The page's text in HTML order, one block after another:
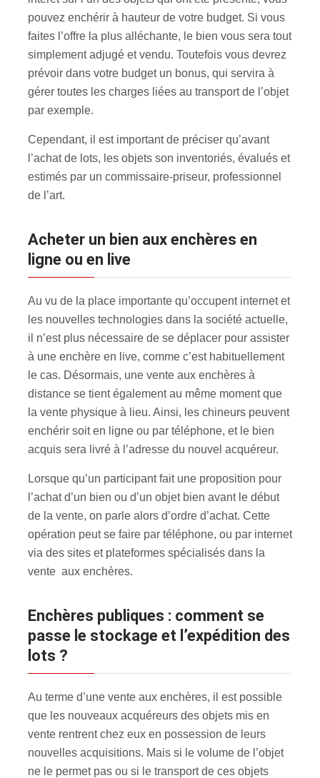
pouvez enchérir à hauteur de votre budget. Si vous
faites l’offre la plus alléchante, le bien vous sera tout
simplement adjugé et vendu. Toutefois vous devrez
prévoir dans votre budget un bonus, qui servira à
gérer toutes les charges liées au transport de l’objet
par exemple.
Cependant, il est important de préciser qu’avant
l’achat de lots, les objets son inventoriés, évalués et
estimés par un commissaire-priseur, professionnel
de l’art.
Acheter un bien aux enchères en
ligne ou en live
Au vu de la place importante qu’occupent internet et
les nouvelles technologies dans la société actuelle,
il n’est plus nécessaire de se déplacer pour assister
à une enchère en live, comme c’est habituellement
le cas. Désormais, une vente aux enchères à
distance se tient également au même moment que
la vente physique à lieu. Ainsi, les chineurs peuvent
enchérir soit en ligne ou par téléphone, et le bien
acquis sera livré à l’adresse du nouvel acquéreur.
Lorsque qu’un participant fait une proposition pour
l’achat d’un bien ou d’un objet bien avant le début
de la vente, on parle alors d’ordre d’achat. Cette
opération peut se faire par téléphone, ou par internet
via des sites et plateformes spécialisés dans la
vente aux enchères.
Enchères publiques : comment se
passe le stockage et l’expédition des
lots ?
Au terme d’une vente aux enchères, il est possible
que les nouveaux acquéreurs des objets mis en
vente rentrent chez eux en possession de leurs
nouvelles acquisitions. Mais si le volume de l’objet
ne le permet pas ou si le transport de ces objets